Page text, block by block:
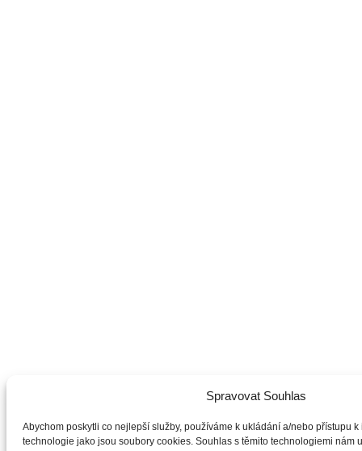
Spravovat Souhlas
Abychom poskytli co nejlepší služby, používáme k ukládání a/nebo přístupu
technologie jako jsou soubory cookies. Souhlas s těmito technologiemi nám